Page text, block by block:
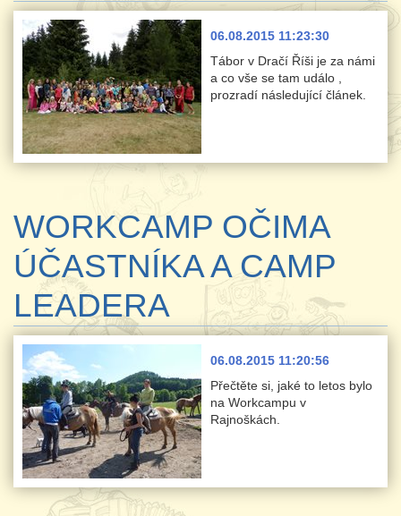
06.08.2015 11:23:30
Tábor v Dračí Říši je za námi
a co vše se tam událo ,
prozradí následující článek.
WORKCAMP OČIMA
ÚČASTNÍKA A CAMP
LEADERA
06.08.2015 11:20:56
Přečtěte si, jaké to letos bylo
na Workcampu v
Rajnoškách.